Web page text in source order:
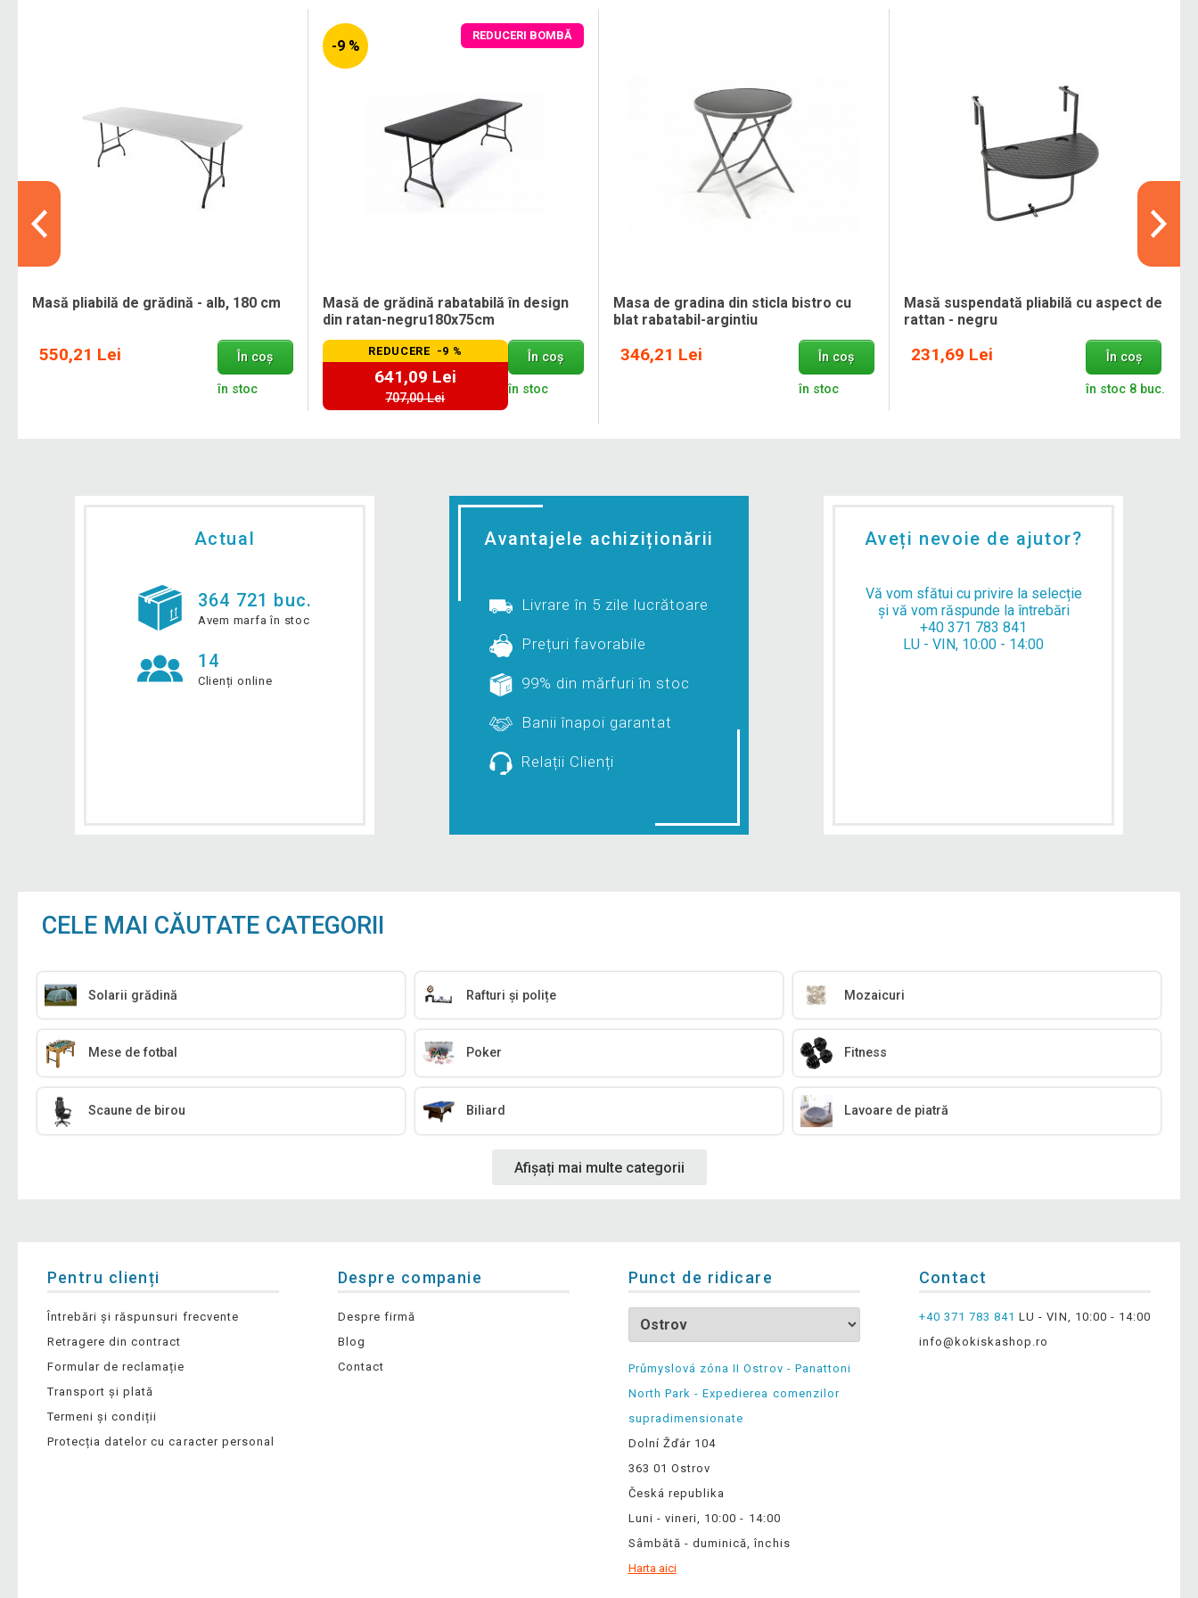
Masă pliabilă de grădină - alb, 180 cm
550,21 Lei În coș
în stoc
-9 %
REDUCERI BOMBĂ
Masă de grădină rabatabilă în design
din ratan-negru180x75cm
REDUCERE -9 %
641,09 Lei
707,00 Lei
În coș
în stoc
Masa de gradina din sticla bistro cu
blat rabatabil-argintiu
346,21 Lei În coș
în stoc
Masă suspendată pliabilă cu aspect de
rattan - negru
231,69 Lei În coș
în stoc 8 buc.
Actual
364 721 buc.
Avem marfa în stoc
14
Clienți online
Avantajele achiziționării
Livrare în 5 zile lucrătoare
Prețuri favorabile
99% din mărfuri în stoc
Banii înapoi garantat
Relații Clienți
Aveți nevoie de ajutor?
Vă vom sfătui cu privire la selecție
și vă vom răspunde la întrebări
+40 371 783 841
LU - VIN, 10:00 - 14:00
CELE MAI CĂUTATE CATEGORII
Solarii grădină Rafturi și polițe Mozaicuri
Mese de fotbal Poker Fitness
Scaune de birou Biliard Lavoare de piatră
Afișați mai multe categorii
Pentru clienți
Întrebări și răspunsuri frecvente
Retragere din contract
Formular de reclamație
Transport și plată
Termeni și condiții
Protecția datelor cu caracter personal
Despre companie
Despre firmă
Blog
Contact
Punct de ridicare
Průmyslová zóna II Ostrov - Panattoni
North Park - Expedierea comenzilor
supradimensionate
Dolní Žďár 104
363 01 Ostrov
Česká republika
Luni - vineri, 10:00 - 14:00
Sâmbătă - duminică, închis
Harta aici
Contact
+40 371 783 841 LU - VIN, 10:00 - 14:00
info@kokiskashop.ro